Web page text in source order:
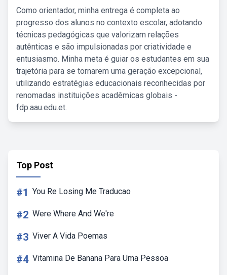
Como orientador, minha entrega é completa ao
progresso dos alunos no contexto escolar, adotando
técnicas pedagógicas que valorizam relações
autênticas e são impulsionadas por criatividade e
entusiasmo. Minha meta é guiar os estudantes em sua
trajetória para se tornarem uma geração excepcional,
utilizando estratégias educacionais reconhecidas por
renomadas instituições acadêmicas globais -
fdp.aau.edu.et.
Top Post
#1 You Re Losing Me Traducao
#2 Were Where And We're
#3 Viver A Vida Poemas
#4 Vitamina De Banana Para Uma Pessoa